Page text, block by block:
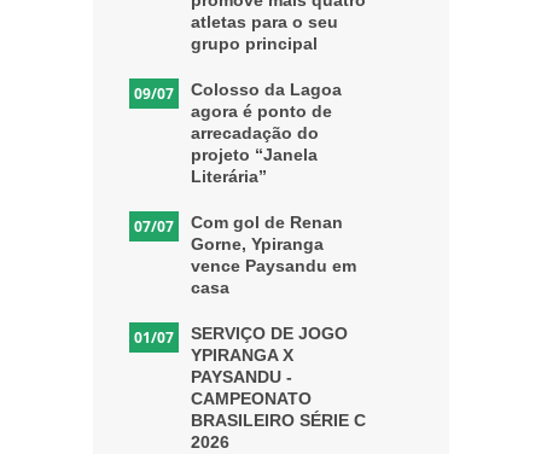
atletas para o seu
grupo principal
09/07
Colosso da Lagoa
agora é ponto de
arrecadação do
projeto “Janela
Literária”
07/07
Com gol de Renan
Gorne, Ypiranga
vence Paysandu em
casa
01/07
SERVIÇO DE JOGO
YPIRANGA X
PAYSANDU -
CAMPEONATO
BRASILEIRO SÉRIE C
2026